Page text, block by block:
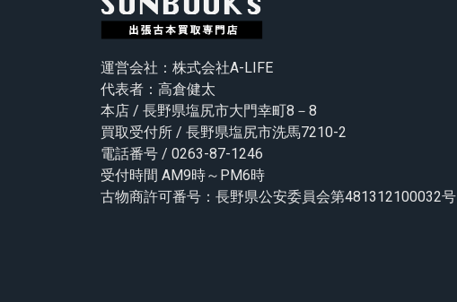
運営会社：株式会社A-LIFE
代表者：高倉健太
本店 / 長野県塩尻市大門幸町8－8
買取受付所 / 長野県塩尻市洗馬7210-2
電話番号 / 0263-87-1246
受付時間 AM9時～PM6時
古物商許可番号：長野県公安委員会第481312100032号